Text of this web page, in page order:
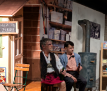
Skip to content